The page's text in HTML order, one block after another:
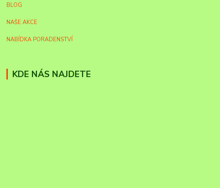
BLOG
NAŠE AKCE
NABÍDKA PORADENSTVÍ
KDE NÁS NAJDETE